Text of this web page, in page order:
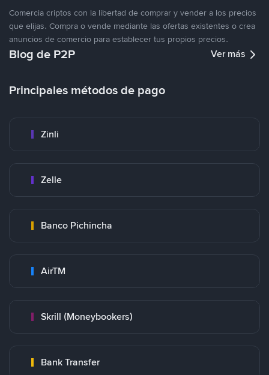
Comercia criptos con la libertad de comprar y vender a los precios
que elijas. Compra o vende mediante las ofertas existentes o crea
anuncios de comercio para establecer tus propios precios.
Blog de P2P Ver más
Principales métodos de pago
Zinli
Zelle
Banco Pichincha
AirTM
Skrill (Moneybookers)
Bank Transfer